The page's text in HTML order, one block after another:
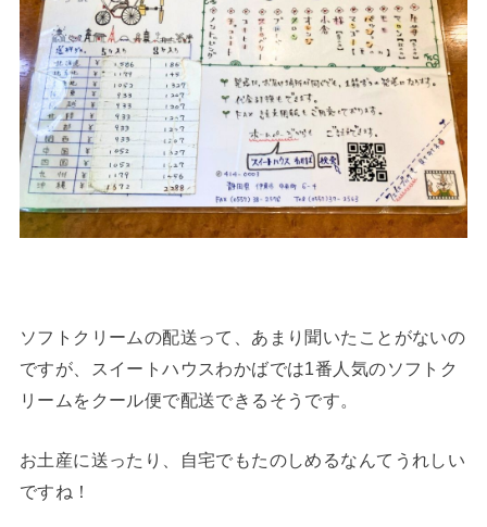
ソフトクリームの配送って、あまり聞いたことがないの
ですが、スイートハウスわかばでは1番人気のソフトク
リームをクール便で配送できるそうです。
お土産に送ったり、自宅でもたのしめるなんてうれしい
ですね！